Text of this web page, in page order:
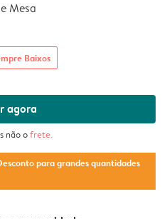
Mesa
Baixos
agora
não ofrete.
para grandes quantidades